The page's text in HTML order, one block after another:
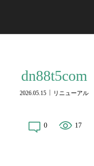
dn88t5com
2026.05.15 リニューアル
0 17